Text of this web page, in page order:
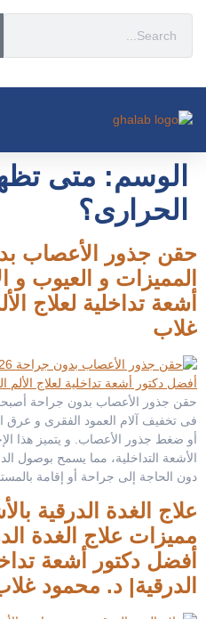
الوسم: متى
الحرارى؟
المميزات و العيوب و
أشعة تداخلية لعلاج
غلاب
حقن جذور الأعصاب بدون جراحة
فى تخفيف آلام العمود الفقرى و عرق
أو ضغط جذور الأعصاب. و يتميز هذا
الأشعة التداخلية، مما يسمح بوصول
دون الحاجة إلى جراحة أو إقامة
مميزات علاج الغدة
أفضل دكتور أشعة
الدرقية| د. محمود